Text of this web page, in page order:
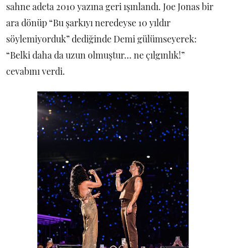
sahne adeta 2010 yazına geri ışınlandı. Joe Jonas bir
ara dönüp “Bu şarkıyı neredeyse 10 yıldır
söylemiyorduk” dediğinde Demi gülümseyerek:
“Belki daha da uzun olmuştur… ne çılgınlık!”
cevabını verdi.